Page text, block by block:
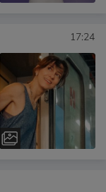
17:24